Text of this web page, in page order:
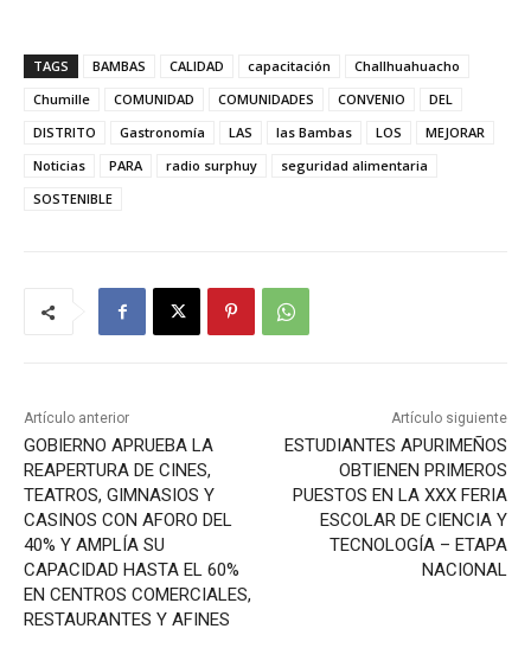
TAGS BAMBAS CALIDAD capacitación
Challhuahuacho
Chumille
COMUNIDAD COMUNIDADES CONVENIO
DEL
DISTRITO
Gastronomía LAS las Bambas LOS
MEJORAR
Noticias
PARA radio surphuy
seguridad alimentaria
SOSTENIBLE
Artículo anterior
GOBIERNO APRUEBA LA
REAPERTURA DE CINES,
TEATROS, GIMNASIOS Y
CASINOS CON AFORO DEL
40% Y AMPLÍA SU
CAPACIDAD HASTA EL 60%
EN CENTROS COMERCIALES,
RESTAURANTES Y AFINES
Artículo siguiente
ESTUDIANTES APURIMEÑOS
OBTIENEN PRIMEROS
PUESTOS EN LA XXX FERIA
ESCOLAR DE CIENCIA Y
TECNOLOGÍA – ETAPA
NACIONAL